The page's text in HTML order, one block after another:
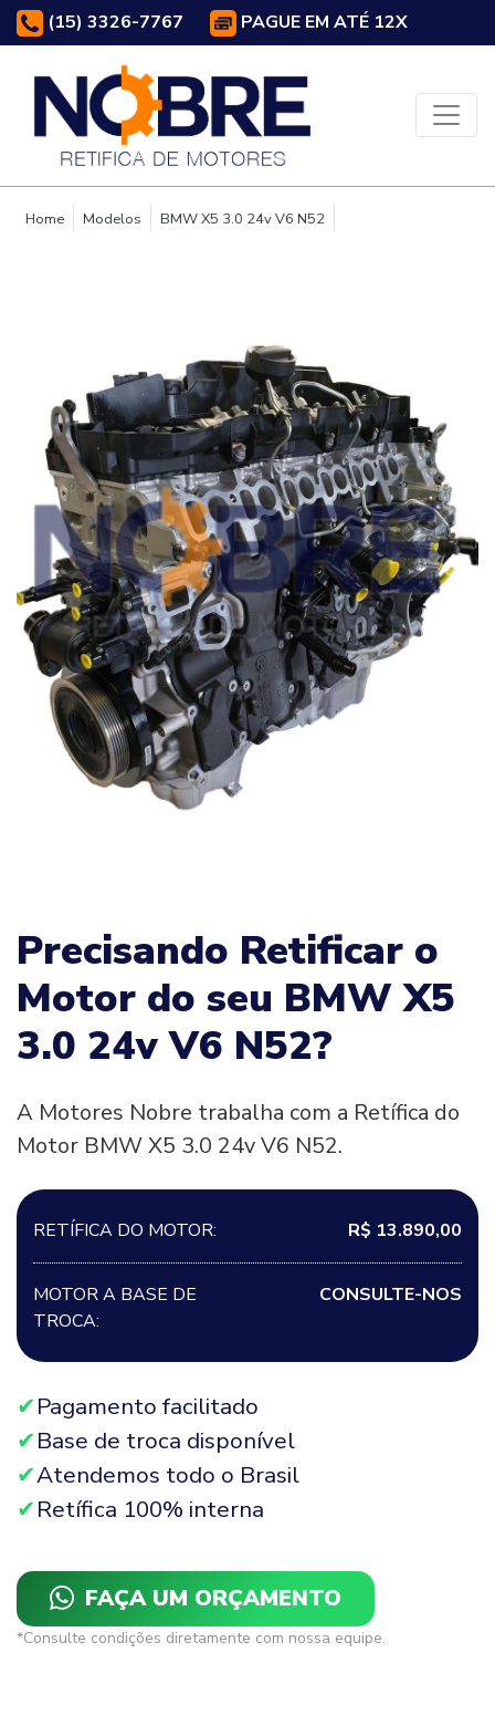
(15) 3326-7767 PAGUE EM ATÉ 12X
Home Modelos BMW X5 3.0 24v V6 N52
Precisando Retificar o
Motor do seu BMW X5
3.0 24v V6 N52?
A Motores Nobre trabalha com a Retífica do
Motor BMW X5 3.0 24v V6 N52.
RETÍFICA DO MOTOR: R$ 13.890,00
MOTOR A BASE DE
TROCA:
CONSULTE-NOS
Pagamento facilitado
Base de troca disponível
Atendemos todo o Brasil
Retífica 100% interna
FAÇA UM ORÇAMENTO
*Consulte condições diretamente com nossa equipe.